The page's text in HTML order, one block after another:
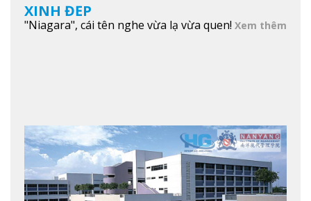
XINH ĐẸP
"Niagara", cái tên nghe vừa lạ vừa quen! Xem thêm